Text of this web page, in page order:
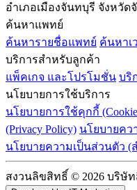
อำเภอเมืองจันทบุรี จังหวัด
ค้นหาแพทย์
ค้นหารายชื่อแพทย์ ค้นหาเ
บริการสำหรับลูกค้า
แพ็คเกจ และโปรโมชั่น บริ
นโยบายการใช้บริการ
นโยบายการใช้คุกกี้
(Privacy Policy) นโยบายคว
นโยบายความเป็นส่วนตัว
สงวนลิขสิทธิ์ © 2026 บริษั